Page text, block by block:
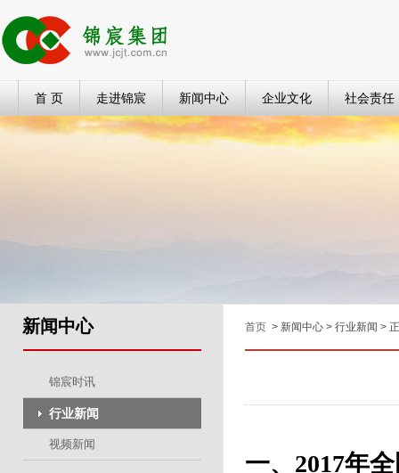
首 页 走进锦宸 新闻中心 企业文化 社会责任
新闻中心
锦宸时讯
行业新闻
视频新闻
首页 > 新闻中心 > 行业新闻 >
一、2017年